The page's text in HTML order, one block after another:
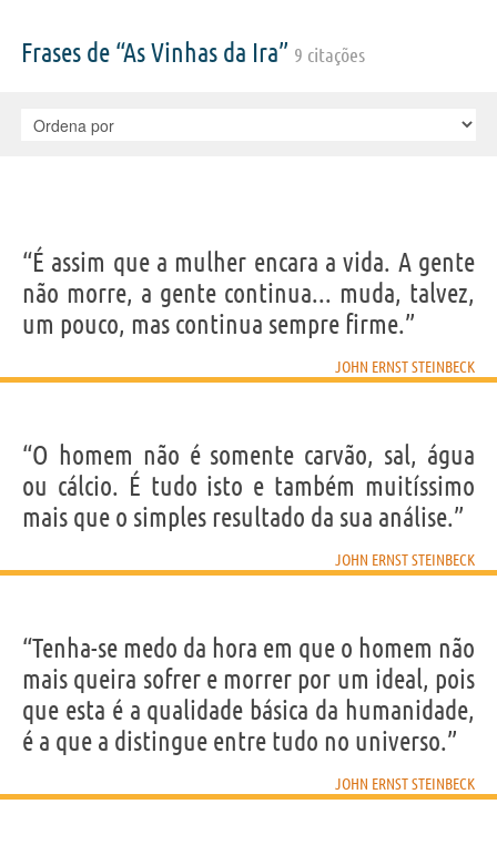
Frases de “As Vinhas da Ira” 9 citações
“É assim que a mulher encara a vida. A gente
não morre, a gente continua... muda, talvez,
um pouco, mas continua sempre firme.”
JOHN ERNST STEINBECK
“O homem não é somente carvão, sal, água
ou cálcio. É tudo isto e também muitíssimo
mais que o simples resultado da sua análise.”
JOHN ERNST STEINBECK
“Tenha-se medo da hora em que o homem não
mais queira sofrer e morrer por um ideal, pois
que esta é a qualidade básica da humanidade,
é a que a distingue entre tudo no universo.”
JOHN ERNST STEINBECK